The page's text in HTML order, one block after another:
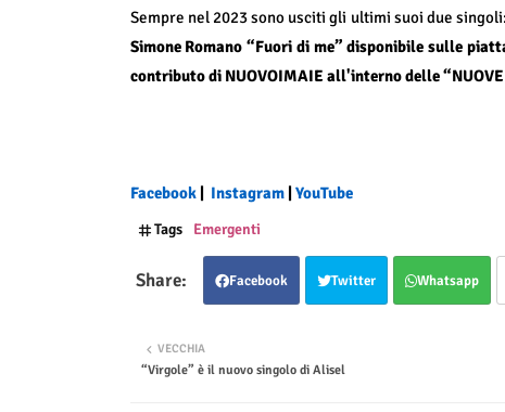
Sempre nel 2023 sono usciti gli ultimi suoi due
Simone Romano “Fuori di me” disponibile sulle
contributo di NUOVOIMAIE all'interno delle “NUOVE
Facebook| Instagram| YouTube
Tags Emergenti
Facebook Twitter Whatsapp
VECCHIA
“Virgole” è il nuovo singolo di Alisel